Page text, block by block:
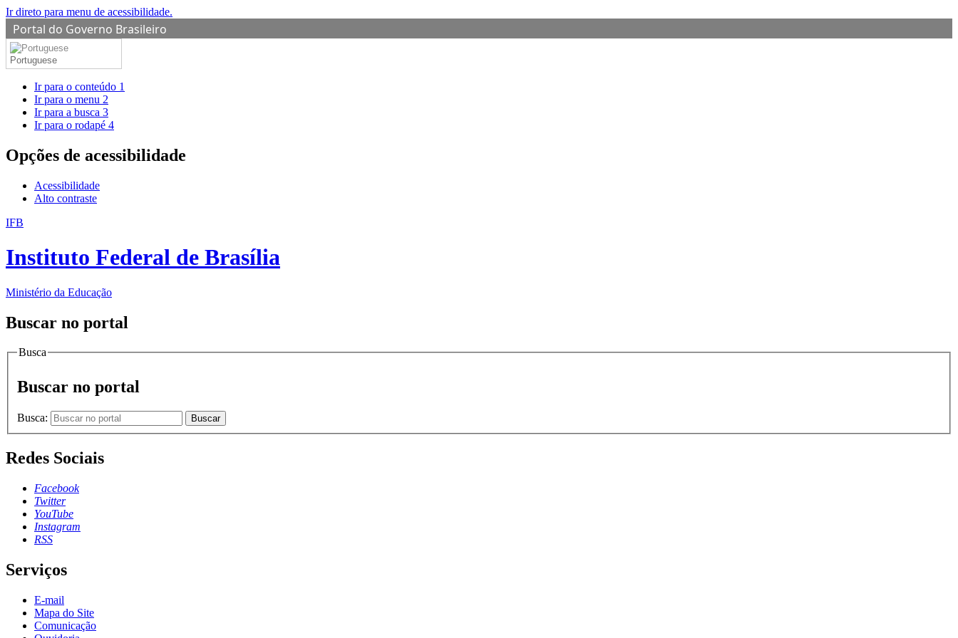
Ir direto para menu de acessibilidade.
Portal do Governo Brasileiro
Portuguese
Ir para o conteúdo 1
Ir para o menu 2
Ir para a busca 3
Ir para o rodapé 4
Opções de acessibilidade
Acessibilidade
Alto contraste
IFB
Instituto Federal de Brasília
Ministério da Educação
Buscar no portal
Busca
Buscar no portal
Busca: Buscar
Redes Sociais
Facebook
Twitter
YouTube
Instagram
RSS
Serviços
E-mail
Mapa do Site
Comunicação